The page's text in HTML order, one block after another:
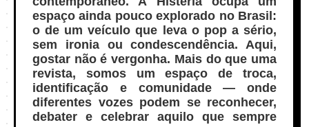
espaço ainda pouco explorado no Brasil:
o de um veículo que leva o pop a sério,
sem ironia ou condescendência. Aqui,
gostar não é vergonha. Mais do que uma
revista, somos um espaço de troca,
identificação e comunidade — onde
diferentes vozes podem se reconhecer,
debater e celebrar aquilo que sempre